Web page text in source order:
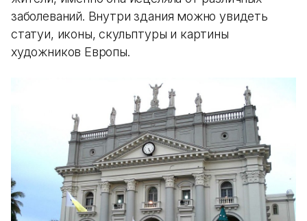
заболеваний. Внутри здания можно увидеть
статуи, иконы, скульптуры и картины
художников Европы.